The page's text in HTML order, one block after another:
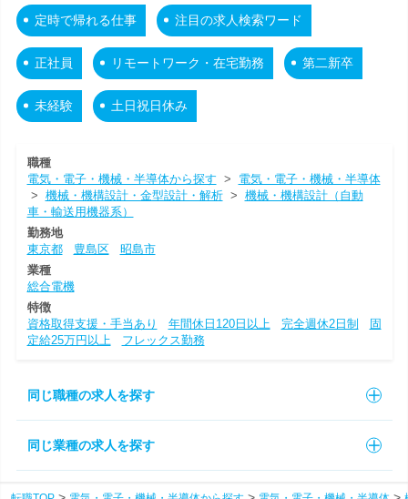
定時で帰れる仕事 注目の求人検索ワード
正社員 リモートワーク・在宅勤務 第二新卒
未経験 土日祝日休み
職種
電気・電子・機械・半導体から探す > 電気・電子・機械・半導体
> 機械・機構設計・金型設計・解析> 機械・機構設計（自動
車・輸送用機器系）
勤務地
東京都
豊島区
昭島市
業種
総合電機
特徴
資格取得支援・手当あり
年間休日120日以上 完全週休2日制
固
定給25万円以上
フレックス勤務
同じ職種の求人を探す
同じ業種の求人を探す